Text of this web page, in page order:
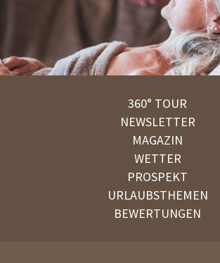
360° TOUR
NEWSLETTER
MAGAZIN
WETTER
PROSPEKT
URLAUBSTHEMEN
BEWERTUNGEN